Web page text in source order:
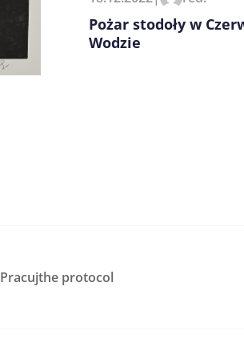
Pożar stodoły w
Wodzie
Pracujthe protocol